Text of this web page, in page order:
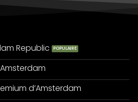
Republic
d’Amsterdam